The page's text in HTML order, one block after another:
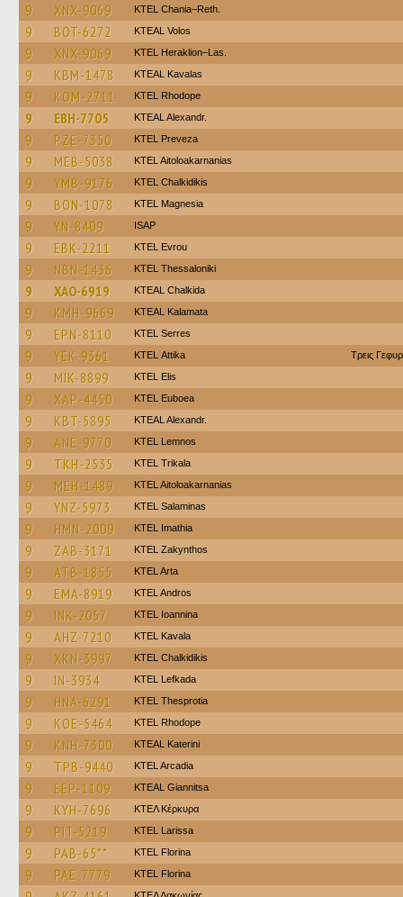
9 XNX-9069 KTEL Chania–Reth.
9 BOT-6272 KTEAL Volos
9 XNX-9069 KTEL Heraklion–Las.
9 KBM-1478 KTEAL Kavalas
9 KOM-2711 KTEL Rhodope
9 EBH-7705 KTEAL Alexandr.
9 PZE-7350 KTEL Preveza
9 MEB-5038 KTEL Aitoloakarnanias
9 YMB-9176 ΚΤΕL Chalkidikis
9 BON-1078 ΚΤΕL Magnesia
9 YN-8409 ISAP
9 EBK-2211 KTEL Evrou
9 NBN-1436 KTEL Thessaloniki
9 XAO-6919 KTEAL Chalkida
9 KMH-9669 KTEAL Kalamata
9 EPN-8110 KTEL Serres
9 YEK-9361 KΤΕL Αttika Τρεις
9 MIK-8899 KTEL Elis
9 XAP-4450 ΚΤΕL Euboea
9 KBT-5895 KTEAL Alexandr.
9 ANE-9770 KTEL Lemnos
9 TKH-2535 ΚΤΕL Τrikala
9 MEH-1489 KTEL Aitoloakarnanias
9 YNZ-5973 KTEL Salaminas
9 HMN-2009 KTEL Imathia
9 ZAB-3171 KTEL Zakynthos
9 ATB-1855 KTEL Arta
9 EMA-8919 KTEL Andros
9 INK-2057 KTEL Ioannina
9 AHZ-7210 KTEL Kavala
9 XKN-3997 ΚΤΕL Chalkidikis
9 IN-3934 KTEL Lefkada
9 HNA-6291 KTEL Thesprotia
9 KOE-5464 KTEL Rhodope
9 KNH-7300 KTEAL Katerini
9 TPB-9440 KTEL Arcadia
9 EEP-1109 KTEAL Giannitsa
9 KYH-7696 ΚΤΕΛ Κέρκυρα
9 PIT-5219 KTEL Larissa
9 PAB-65** KTEL Florina
9 PAE-7779 KTEL Florina